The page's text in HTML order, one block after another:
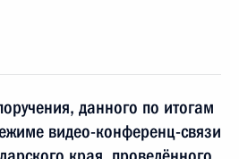
данного по итогам
видео-конференц-связи